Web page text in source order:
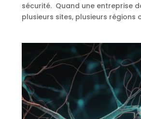
sécurité. Quand une entreprise
plusieurs sites, plusieurs régions